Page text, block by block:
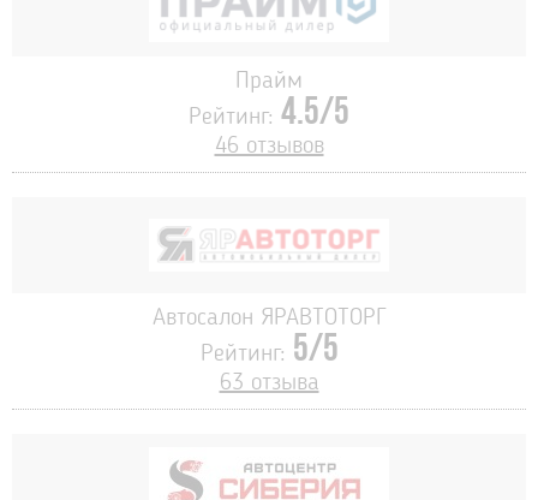
Прайм
Рейтинг: 4.5/5
46 отзывов
Автосалон ЯРАВТОТОРГ
Рейтинг: 5/5
63 отзыва